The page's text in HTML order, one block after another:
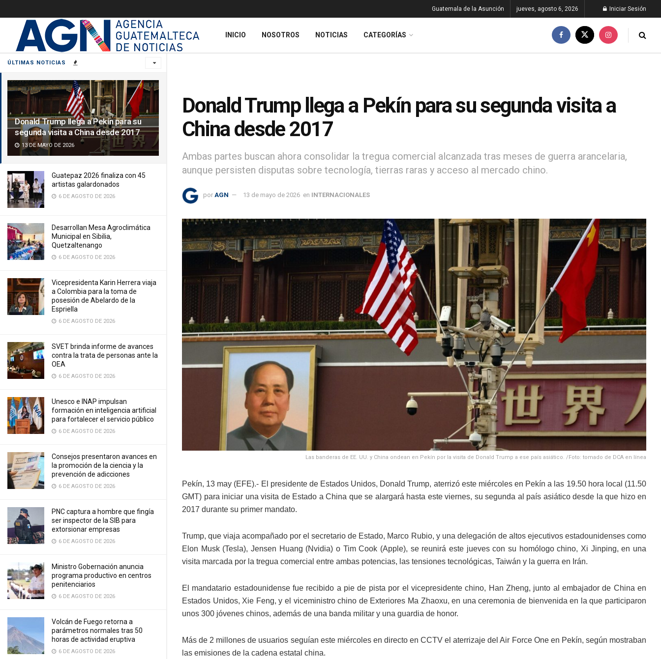
ÚLTIMAS NOTICIAS
Donald Trump llega a Pekín para su
segunda visita a China desde 2017
13 DE MAYO DE 2026
Guatepaz 2026 finaliza con 45
artistas galardonados
6 DE AGOSTO DE 2026
Desarrollan Mesa Agroclimática
Municipal en Sibilia,
Quetzaltenango
6 DE AGOSTO DE 2026
Vicepresidenta Karin Herrera viaja
a Colombia para la toma de
posesión de Abelardo de la
Espriella
6 DE AGOSTO DE 2026
SVET brinda informe de avances
contra la trata de personas ante la
OEA
6 DE AGOSTO DE 2026
Unesco e INAP impulsan
formación en inteligencia artificial
para fortalecer el servicio público
6 DE AGOSTO DE 2026
Consejos presentaron avances en
la promoción de la ciencia y la
prevención de adicciones
6 DE AGOSTO DE 2026
PNC captura a hombre que fingía
ser inspector de la SIB para
extorsionar empresas
6 DE AGOSTO DE 2026
Ministro Gobernación anuncia
programa productivo en centros
penitenciarios
6 DE AGOSTO DE 2026
Volcán de Fuego retorna a
parámetros normales tras 50
horas de actividad eruptiva
6 DE AGOSTO DE 2026
Guatemala de la Asunción jueves, agosto 6, 2026 Iniciar Sesión
INICIO NOSOTROS NOTICIAS CATEGORÍAS
Donald Trump llega a Pekín para su segunda visita a
China desde 2017
Ambas partes buscan ahora consolidar la tregua comercial alcanzada tras meses de guerra arancelaria,
aunque persisten disputas sobre tecnología, tierras raras y acceso al mercado chino.
por AGN 13 de mayo de 2026 en INTERNACIONALES
Las banderas de EE. UU. y China ondean en Pekín por la visita de Donald Trump a ese país asiático. /Foto: tomado de DCA en línea
Pekín, 13 may (EFE).- El presidente de Estados Unidos, Donald Trump, aterrizó este miércoles en Pekín a las 19.50 hora local (11.50
GMT) para iniciar una visita de Estado a China que se alargará hasta este viernes, su segunda al país asiático desde la que hizo en
2017 durante su primer mandato.
Trump, que viaja acompañado por el secretario de Estado, Marco Rubio, y una delegación de altos ejecutivos estadounidenses como
Elon Musk (Tesla), Jensen Huang (Nvidia) o Tim Cook (Apple), se reunirá este jueves con su homólogo chino, Xi Jinping, en una
visita marcada por la tregua comercial entre ambas potencias, las tensiones tecnológicas, Taiwán y la guerra en Irán.
El mandatario estadounidense fue recibido a pie de pista por el vicepresidente chino, Han Zheng, junto al embajador de China en
Estados Unidos, Xie Feng, y el viceministro chino de Exteriores Ma Zhaoxu, en una ceremonia de bienvenida en la que participaron
unos 300 jóvenes chinos, además de una banda militar y una guardia de honor.
Más de 2 millones de usuarios seguían este miércoles en directo en CCTV el aterrizaje del Air Force One en Pekín, según mostraban
las emisiones de la cadena estatal china.